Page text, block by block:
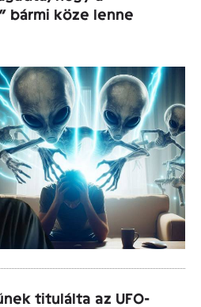
bármi köze lenne
titulálta az UFO-